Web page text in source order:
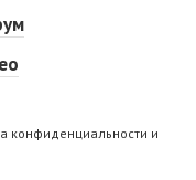
конфиденциальности и